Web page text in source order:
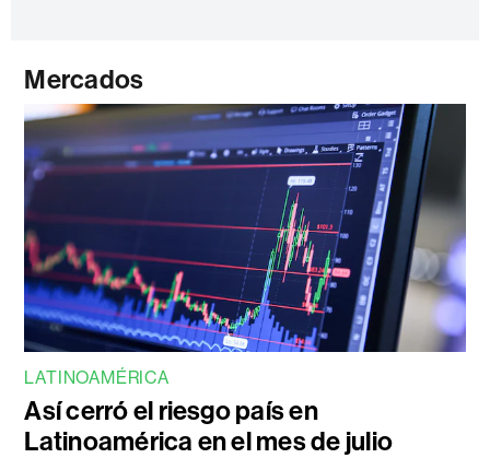
Mercados
LATINOAMÉRICA
Así cerró el riesgo país en
Latinoamérica en el mes de julio